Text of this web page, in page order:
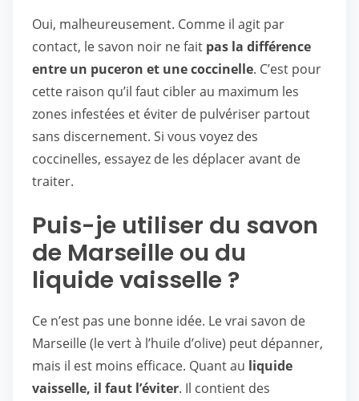
Oui, malheureusement. Comme il agit par
contact, le savon noir ne fait pas la différence
entre un puceron et une coccinelle. C’est pour
cette raison qu’il faut cibler au maximum les
zones infestées et éviter de pulvériser partout
sans discernement. Si vous voyez des
coccinelles, essayez de les déplacer avant de
traiter.
Puis-je utiliser du savon
de Marseille ou du
liquide vaisselle ?
Ce n’est pas une bonne idée. Le vrai savon de
Marseille (le vert à l’huile d’olive) peut dépanner,
mais il est moins efficace. Quant au liquide
vaisselle, il faut l’éviter. Il contient des